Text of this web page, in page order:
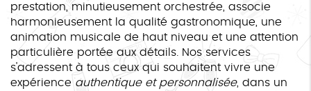
prestation, minutieusement orchestrée, associe
harmonieusement la qualité gastronomique, une
animation musicale de haut niveau et une attention
particulière portée aux détails. Nos services
s'adressent à tous ceux qui souhaitent vivre une
expérience authentique et personnalisée, dans un